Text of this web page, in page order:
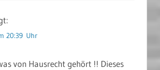
20:39 Uhr
von Hausrecht gehört !! Dieses